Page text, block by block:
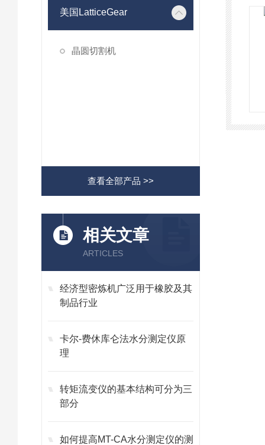
美国LatticeGear
晶圆切割机
查看全部产品 >>
相关文章
ARTICLES
经济型密炼机广泛用于橡胶及其
制品行业
卡尔-费休库仑法水分测定仪原
理
转矩流变仪的基本结构可分为三
部分
如何提高MT-CA水分测定仪的测